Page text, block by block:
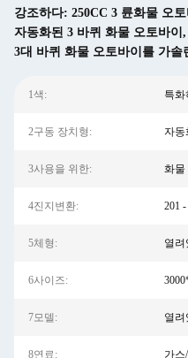
강조하다: 250CC 3 륜화물 오토
자동화된 3 바퀴 화물 오토바이 ,
3대 바퀴 화물 오토바이를 가솔
1색: 특화
2구동 장치형: 자동
3사용을 위한: 화물
4진지변환: 201 -
5체형: 열려
6사이즈:
7모델: 열려
8연료: 가스